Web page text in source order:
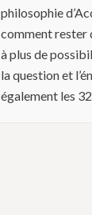
philosophie
comment rester
à plus de
la question et
également les